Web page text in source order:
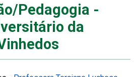
Pedagogia -
da